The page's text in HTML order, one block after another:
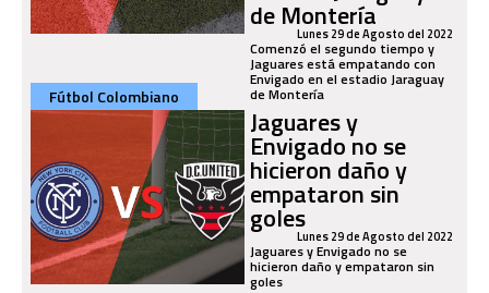
de Montería
Lunes 29 de Agosto del 2022
Comenzó el segundo tiempo y
Jaguares está empatando con
Envigado en el estadio Jaraguay
de Montería
Fútbol Colombiano
Jaguares y
Envigado no se
hicieron daño y
empataron sin
golesLunes 29 de Agosto del 2022
Jaguares y Envigado no se
hicieron daño y empataron sin
goles